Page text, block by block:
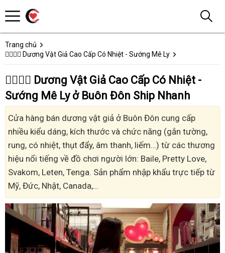
Trang chủ
👩‍❤️‍💋‍👨 Dương Vật Giả Cao Cấp Có Nhiệt - Sướng Mê Ly
👩‍❤️‍💋‍👨 Dương Vật Giả Cao Cấp Có Nhiệt -
Sướng Mê Ly ở Buôn Đôn Ship Nhanh
Cửa hàng bán dương vật giả ở Buôn Đôn cung cấp
nhiều kiểu dáng, kích thước và chức năng (gắn tường,
rung, có nhiệt, thụt đẩy, âm thanh, liếm…) từ các thương
hiệu nổi tiếng về đồ chơi người lớn: Baile, Pretty Love,
Svakom, Leten, Tenga. Sản phẩm nhập khẩu trực tiếp từ
Mỹ, Đức, Nhật, Canada,…